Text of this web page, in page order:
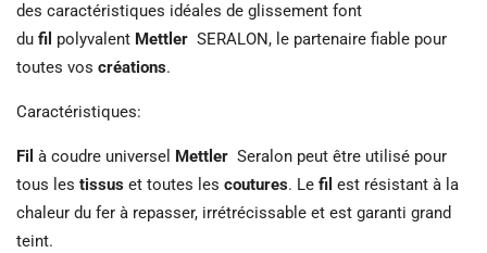
des caractéristiques idéales de glissement font
du fil polyvalent Mettler SERALON, le partenaire fiable pour
toutes vos créations.
Caractéristiques:
Fil à coudre universel Mettler Seralon peut être utilisé pour
tous les tissus et toutes les coutures. Le fil est résistant à la
chaleur du fer à repasser, irrétrécissable et est garanti grand
teint.